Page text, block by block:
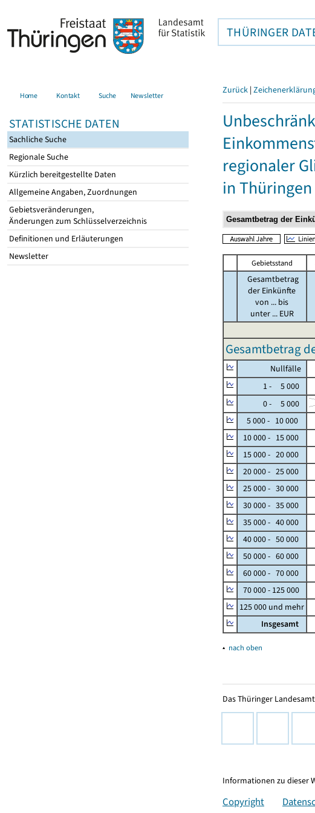
THÜRINGER
Home Kontakt Suche Newsletter
STATISTISCHE DATEN
Sachliche Suche
Regionale Suche
Kürzlich bereitgestellte Daten
Allgemeine Angaben, Zuordnungen
Gebietsveränderungen,
Änderungen zum Schlüsselverzeichnis
Definitionen und Erläuterungen
Newsletter
Zurück |
regionaler
in Thüringen
Gebietsstand
Gesamtbetrag
der Einkünfte
von ... bis
unter ... EUR
Gesamtbetrag
Nullfälle
1 - 5 000
0 - 5 000
5 000 - 10 000
10 000 - 15 000
15 000 - 20 000
20 000 - 25 000
25 000 - 30 000
30 000 - 35 000
35 000 - 40 000
40 000 - 50 000
50 000 - 60 000
60 000 - 70 000
70 000 - 125 000
125 000 und mehr
Insgesamt
▴ nach oben
Das Thüringer
Informationen zu dieser
Copyright